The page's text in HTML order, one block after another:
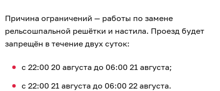
Причина ограничений — работы по замене
рельсошпальной решётки и настила. Проезд будет
запрещён в течение двух суток:
с 22:00 20 августа до 06:00 21 августа;
с 22:00 21 августа до 06:00 22 августа.